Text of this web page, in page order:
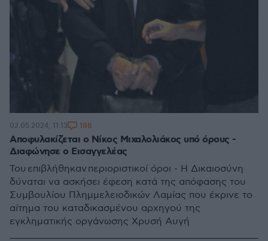
Αποφυλακίζεται ο Νίκος Μιχαλολιάκος υπό όρους -
Διαφώνησε ο Εισαγγελέας
Του επιβλήθηκαν περιοριστικοί όροι - Η Δικαιοσύνη
δύναται να ασκήσει έφεση κατά της απόφασης του
Συμβουλίου Πλημμελειοδικών Λαμίας που έκρινε το
αίτημα του καταδικασμένου αρχηγού της
εγκληματικής οργάνωσης Χρυσή Αυγή
02.05.2024, 11:13 188